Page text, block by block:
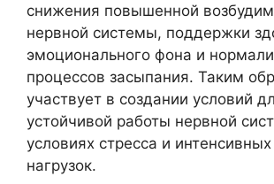
снижения повышенной
нервной системы, поддержки
эмоционального фона и
процессов засыпания. Таким
участвует в создании условий
устойчивой работы нервной
условиях стресса и
нагрузок.